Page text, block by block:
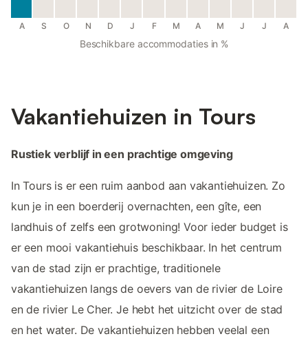
A S O N D J F M A M J J A
Beschikbare accommodaties in %
Vakantiehuizen in Tours
Rustiek verblijf in een prachtige omgeving
In Tours is er een ruim aanbod aan vakantiehuizen. Zo
kun je in een boerderij overnachten, een gîte, een
landhuis of zelfs een grotwoning! Voor ieder budget is
er een mooi vakantiehuis beschikbaar. In het centrum
van de stad zijn er prachtige, traditionele
vakantiehuizen langs de oevers van de rivier de Loire
en de rivier Le Cher. Je hebt het uitzicht over de stad
en het water. De vakantiehuizen hebben veelal een